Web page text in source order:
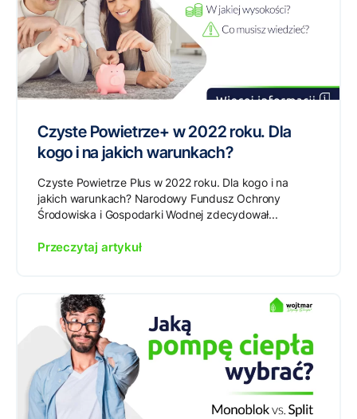
Czyste Powietrze+ w 2022 roku. Dla
kogo i na jakich warunkach?
Czyste Powietrze Plus w 2022 roku. Dla kogo i na
jakich warunkach? Narodowy Fundusz Ochrony
Środowiska i Gospodarki Wodnej zdecydował...
Przeczytaj artykuł